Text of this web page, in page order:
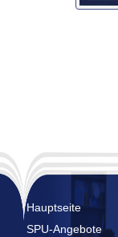
Hauptseite
SPU-Angebote